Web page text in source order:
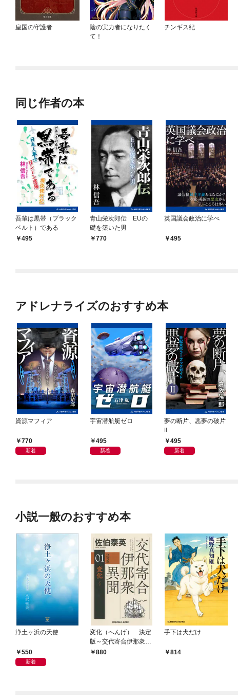
皇国の守護者
陰の実力者になりたく
て！
チンギス紀
同じ作者の本
吾輩は黒帯（ブラック
ベルト）である
495
青山栄次郎伝 EUの
礎を築いた男
770
英国議会政治に学べ
495
アドレナライズのおすすめ本
資源マフィア
770
新着
宇宙潜航艇ゼロ
495
新着
夢の断片、悪夢の破片
Ⅱ
495
新着
小説一般のおすすめ本
浄土ヶ浜の天使
550
新着
変化（へんげ） 決定
版～交代寄合伊那衆異
聞（1）～
880
手下は犬だけ
814